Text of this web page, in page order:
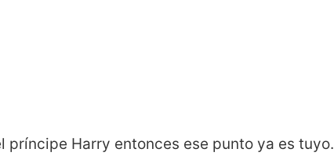
príncipe Harry entonces ese punto ya es tuyo.